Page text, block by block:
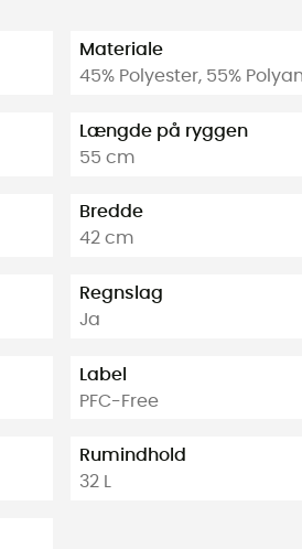
Materiale
45% Polyester, 55%
Længde på ryggen
55 cm
Bredde
42 cm
Regnslag
Ja
Label
PFC-Free
Rumindhold
32 L